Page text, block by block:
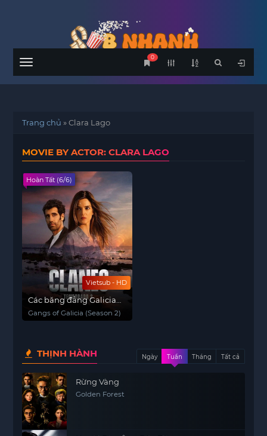
Menu
0
Trang chủ »Clara Lago
MOVIE BY ACTOR: CLARA LAGO
Vietsub - HD
Hoàn Tất (6/6)
Các băng đảng Galicia
(Phần 2)
Gangs of Galicia (Season 2)
THỊNH HÀNH Ngày Tuần Tháng Tất cả
Rừng Vàng
Golden Forest